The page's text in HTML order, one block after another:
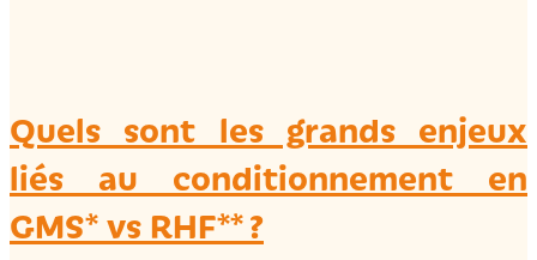
Quels sont les grands enjeux
liés au conditionnement en
GMS* vs RHF** ?